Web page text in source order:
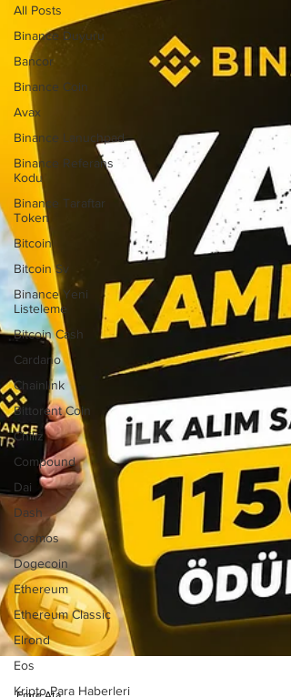
All Posts
Binance Duyuru
Bancor
Binance Coin
Avax
Binance Lanuchpad
Binance Referans
Kodu
Binance Taraftar
Token
Bitcoin
Bitcoin Sv
Binance Yeni
Listeleme
Bitcoin Cash
Cardano
Chainlink
Bittorent Coin
Chiliz
Compound
Dai
Dash
Cosmos
Dogecoin
Ethereum
Ethereum Classic
Elrond
Eos
Kripto Para Haberleri